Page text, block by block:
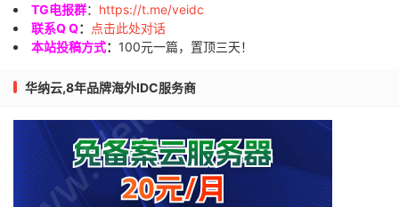
TG电报群： https://t.me/veidc
联系Q Q：
点击此处对话
本站投稿方式： 100元一篇，置顶三天！
华纳云,8年品牌海外IDC服务商